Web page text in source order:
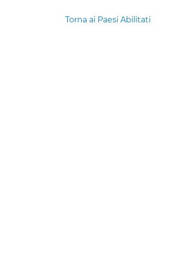
Torna ai Paesi Abilitati